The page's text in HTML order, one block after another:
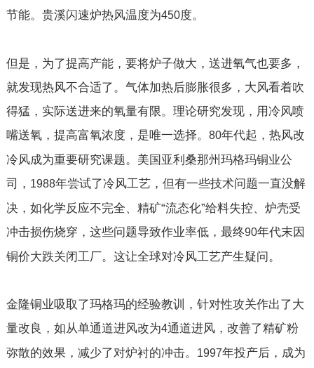
节能。贵溪闪速炉热风温度为450度。
但是，为了提高产能，要将炉子做大，送进氧气也要多，
就发现热风不合适了。气体加热后膨胀很多，大风看着吹
得猛，实际送进来的氧量有限。理论研究发现，用冷风喷
嘴送氧，提高富氧浓度，是唯一选择。 80年代起，热风改
冷风成为重要研究课题。美国亚利桑那州玛格玛铜业公
司， 1988年尝试了冷风工艺，但有一些技术问题一直没解
决，如化学反应不完全、精矿“流态化”给料失控、炉壳受
冲击损伤烧穿，这些问题导致作业率低，最终90年代末因
铜价大跌关闭工厂。这让全球对冷风工艺产生疑问。
金隆铜业吸取了玛格玛的经验教训，针对性攻关作出了大
量改良，如从单通道进风改为4通道进风，改善了精矿粉
弥散的效果，减少了对炉衬的冲击。
1997年投产后，成为